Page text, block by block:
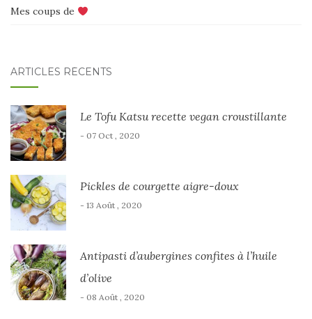
Mes coups de
ARTICLES RÉCENTS
Le Tofu Katsu recette vegan croustillante
- 07 Oct , 2020
Pickles de courgette aigre-doux
- 13 Août , 2020
Antipasti d’aubergines confites à l’huile
d’olive
- 08 Août , 2020